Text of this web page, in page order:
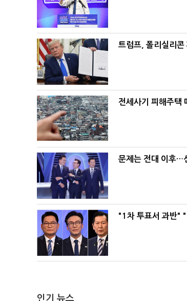
트럼프, 폴리실리
전세사기 피해주택
문제는 전대 이후…
"1차 투표서 과반"
인기 뉴스